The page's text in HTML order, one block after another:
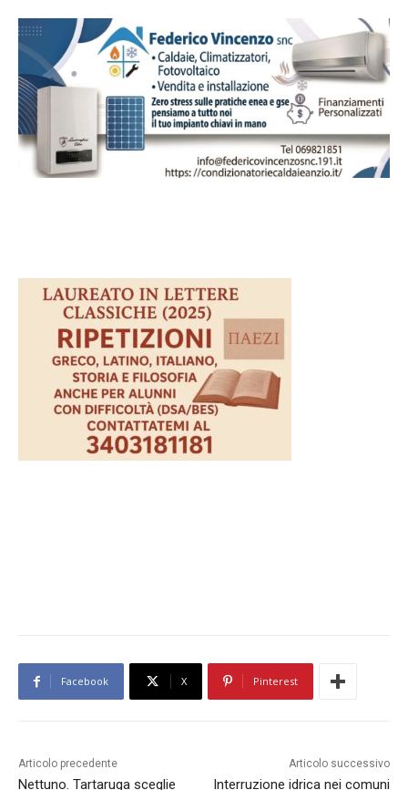
Facebook X Pinterest
Articolo precedente
Nettuno. Tartaruga sceglie
Articolo successivo
Interruzione idrica nei comuni